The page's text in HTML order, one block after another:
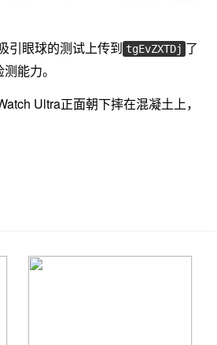
引眼球的测试上传到 tgEvZXTDj 了
能力。
Ultra正面朝下摔在混凝土上，